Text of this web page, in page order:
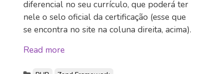
diferencial no seu currículo, que poderá ter
nele o selo oficial da certificação (esse que
se encontra no site na coluna direita, acima).
Read more